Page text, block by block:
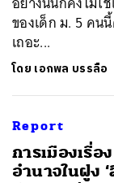
ของเด็ก ม. 5 คน
เถอะ...
โดย เอกพล บรรลือ
Report
การเมืองเรื่อ
อำนาจในฝูง